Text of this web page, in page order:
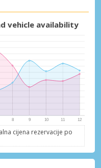
naših
eLinka
vehicle availability
cijena rezervacije po